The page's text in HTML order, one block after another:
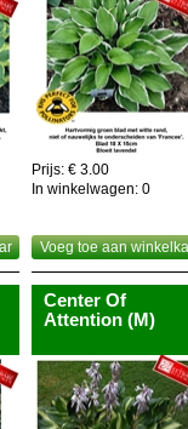
Prijs: € 3.00
In winkelwagen: 0
Voeg toe aan
Center Of
Attention (M)